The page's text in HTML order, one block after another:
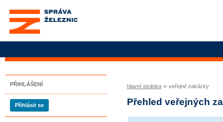
Správa železnic, státní
organizace
PŘIHLÁŠENÍ
Přihlásit se
hlavní stránka » veřejné zakázky
Přehled veřejných